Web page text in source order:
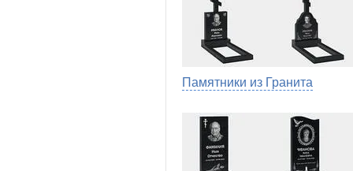
Памятники из Гранита